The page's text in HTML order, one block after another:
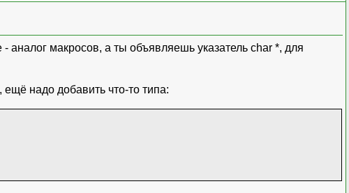
работаем просто с мембером m_par, например :
макросов, а ты объявляешь указатель char *, для
надо добавить что-то типа: